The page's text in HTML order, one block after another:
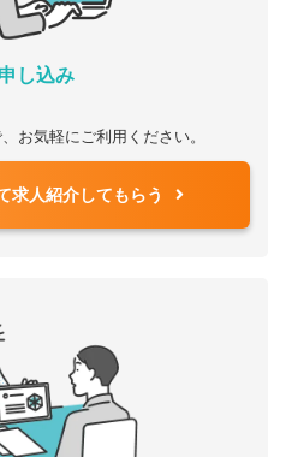
し込み
お気軽にご利用ください。
求人紹介してもらう